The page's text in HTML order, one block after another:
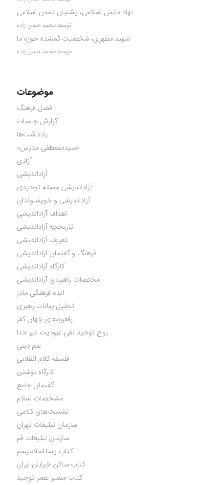
نهاد دانش اسلامی، پشتبان تمدن اسلامی
توسط محمد حسن زاده
شهید مطهری، شخصیت گمشده حوزه ما
توسط محمد حسن زاده
موضوعات
فصل فرهنگ
گزارش جلسات
یادداشت‌ها
«سیدمصطفی مدرس»
آزادی
آزاداندیشی
آزاداندیشی مسئله توحیدی
آزاداندیشی و خویشاوندان
اهداف آزاداندیشی
تاریخچه آزاداندیشی
تعریف آزاداندیشی
فرهنگ و گفتمان آزاداندیشی
کارگاه آزاداندیشی
مختصات راهبردی آزاداندیشی
ایده فرهنگی مادر
تحلیل بیانات رهبری
راهبردهای جهان کفر
روح توحید نفی عبودیت غیر خدا
علم دینی
فلسفه کلام انقلابی
کارگاه نوشتن
گفتمان جامع
مشخصات اسلام
نشست‌های کلامی
سازمان تبلیغات تهران
سازمان تبلیغات قم
کتاب پسا اسلامیسم
کتاب ساکن خیابان ایران
کتاب مصیر عصر توحید